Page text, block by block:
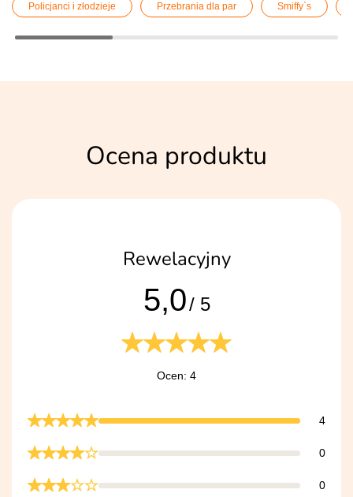
Policjanci i złodzieje Przebrania dla par Smiffy`s
Ocena produktu
Rewelacyjny
5,0/ 5
Ocen: 4
4
0
0